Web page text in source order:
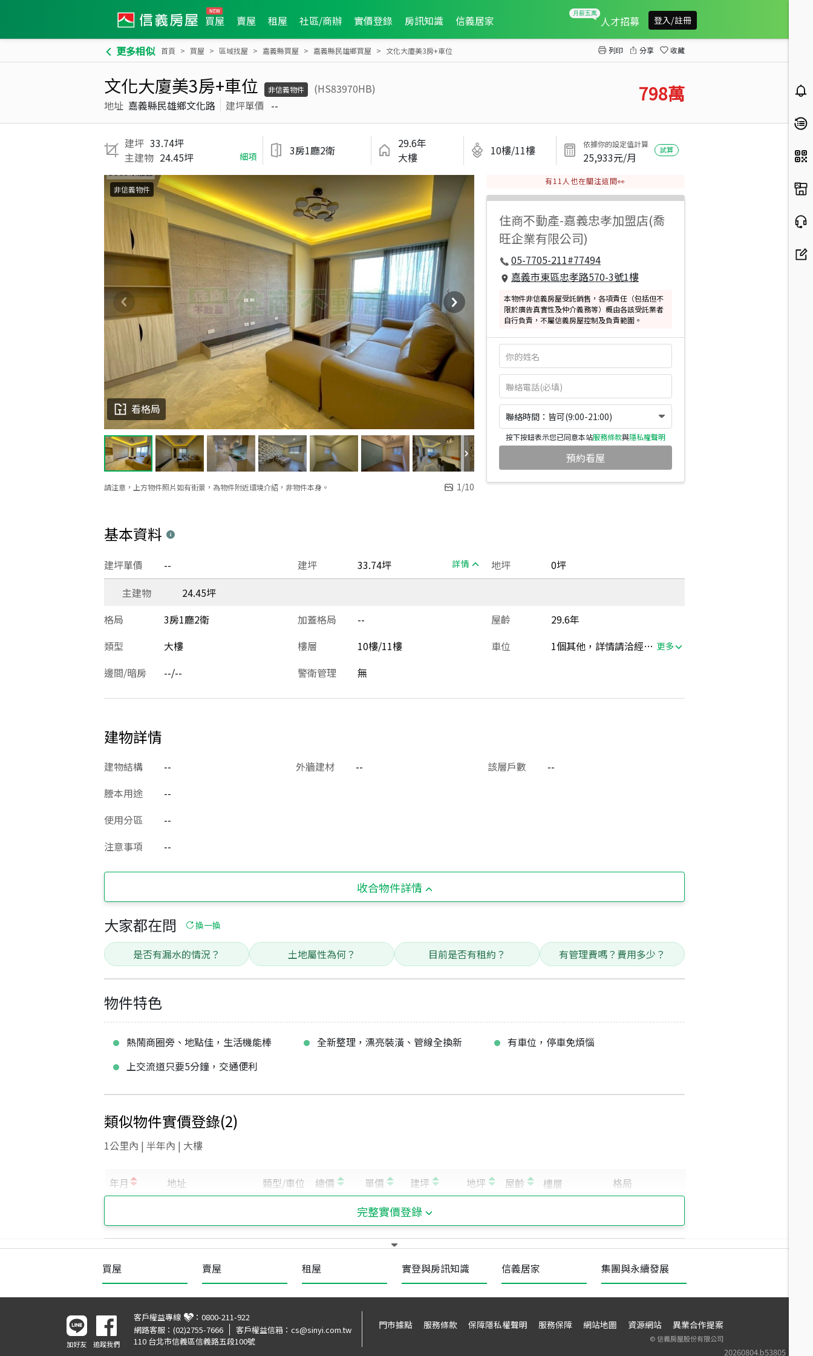
買屋 賣屋 租屋 社區/商辦 實價登錄 房訊知識 信義居家 人才招募 登入/註冊
更多相似 首頁 買屋 區域找屋 嘉義縣買屋 嘉義縣民雄鄉買屋 文化大廈美3房+車位 列印 分享 收藏
文化大廈美3房+車位 非信義物件
(HS83970HB)
地址 嘉義縣民雄鄉文化路 建坪單價 -- 798萬
建坪 33.74坪
主建物 24.45坪 細項 3房1廳2衛
29.6年
大樓
10樓/11樓 依據你的設定值計算
25,933元/月
試算
請注意，上方物件照片如有街景，為物件附近環境介紹，非物件本身。 1/10
看格局
非信義物件
有11 人也在關注這間👀
住商不動產-嘉義忠孝加盟店(喬
旺企業有限公司)
05-7705-211#77494
嘉義市東區忠孝路570-3號1樓
本物件非信義房屋受託銷售，各項責任（包括但不
限於廣告真實性及仲介義務等）概由各該受託業者
自行負責，不屬信義房屋控制及負責範圍。
聯絡時間：皆可(9:00-21:00)
按下按鈕表示您已同意本站服務條款與隱私權聲明
預約看屋
基本資料
建坪 33.74坪 詳情
建坪單價 -- 地坪
0坪
主建物
24.45坪
格局
3房1廳2衛 加蓋格局 -- 屋齡
29.6年
類型
大樓 樓層 10樓/11樓 車位 1個其他，詳情請洽經紀人員 更多
邊間/暗房 --/-- 警衛管理 無
建物詳情
建物結構 -- 外牆建材 -- 該層戶數
--
謄本用途
--
使用分區
--
注意事項
--
收合物件詳情
大家都在問 換一換
是否有漏水的情況？ 土地屬性為何？ 目前是否有租約？ 有管理費嗎？費用多少？
物件特色
熱鬧商圈旁、地點佳，生活機能棒 全新整理，漂亮裝潢、管線全換新
有車位，停車免煩惱
上交流道只要5分鐘，交通便利
類似物件實價登錄(2)
1公里內 | 半年內 | 大樓
完整實價登錄
買屋 賣屋 租屋 實登與房訊知識 信義居家 集團與永續發展
20260804.b53805
加好友 追蹤我們
客戶權益專線 ： 0800-211-922
網路客服： (02)2755-7666 客戶權益信箱： cs@sinyi.com.tw
110 台北市信義區信義路五段100號
門市據點 服務條款 保障隱私權聲明 服務保障 網站地圖 資源網站 異業合作提案
©信義房屋股份有限公司